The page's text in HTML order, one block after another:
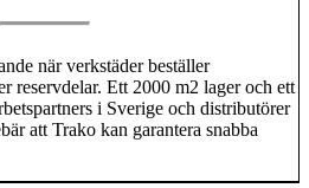
när verkstäder beställer
reservdelar. Ett 2000 m2 lager och ett
i Sverige och distributörer
att Trako kan garantera snabba